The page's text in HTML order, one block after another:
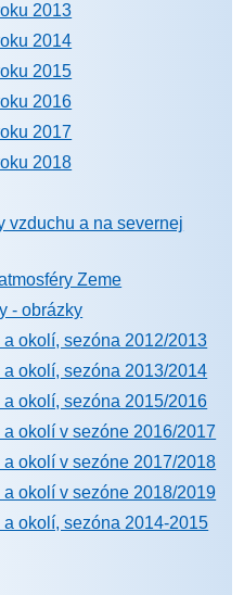
2013
2014
2015
2016
2017
2018
vzduchu a na severnej
Zeme
- obrázky
okolí, sezóna 2012/2013
okolí, sezóna 2013/2014
okolí, sezóna 2015/2016
okolí v sezóne 2016/2017
okolí v sezóne 2017/2018
okolí v sezóne 2018/2019
okolí, sezóna 2014-2015